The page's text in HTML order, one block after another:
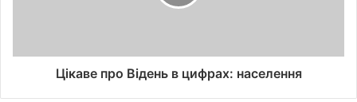
Цікаве про Відень в цифрах: населення